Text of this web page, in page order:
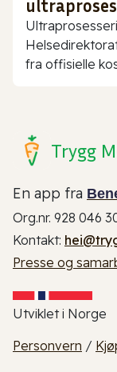
fra offisielle
Trygg
En app fra
Org.nr. 928 046
Kontakt:
Presse og
Utviklet i Norge
Personvern /